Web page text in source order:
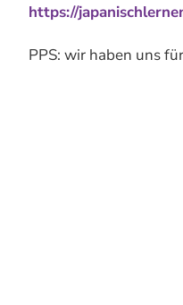
https://
PPS: wir haben uns